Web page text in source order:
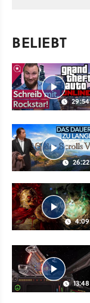
BELIEBT
29:54
26:22
4:09
13:48